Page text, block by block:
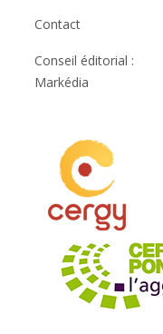
Contact
Conseil éditorial :
Markédia